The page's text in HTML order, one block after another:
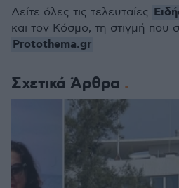
Σχετικά Άρθρα
Δείτε όλες τις τελευταίες
και τον Κόσμο, τη στιγμή που
Protothema.gr